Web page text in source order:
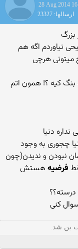
28 Aug 2014
ارسالها: 23327
نیاوردم اگه هم
میتونی هرچی
بنگ کیه ؟! همون اتم
دنیا
چجوری به وجود
نبودن و ندیدن(چون
فرضیههستش
کنی
بن شد.